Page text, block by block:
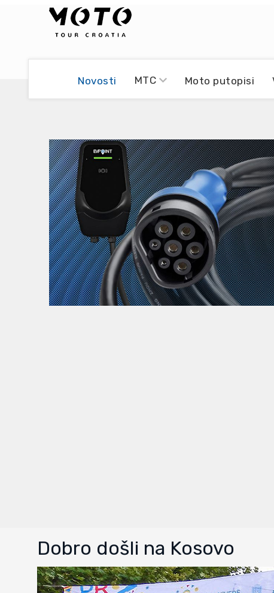
Novosti MTC Moto putopisi
Dobro došli na Kosovo
Moto servisi
Impressum
Damir Pritišanac - Prile
Dario Dinter - Moto TOZ
Igor Kreč - UmPaDrum
Igor Kukec Brmbi
Slaven Gajdek
MTC - Moto Tour Croatia
Moto putopisi
Vikend vožnje
Zanimljivost